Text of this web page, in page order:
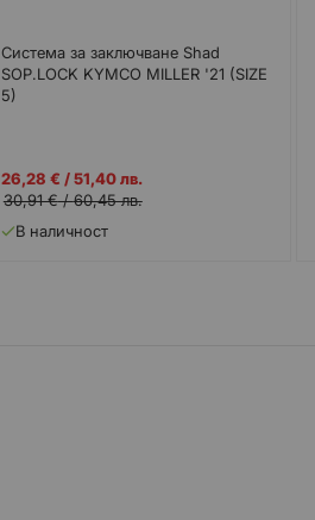
Система за заключване Shad
SOP.LOCK KYMCO MILLER '21 (SIZE
5)
Промо
цена
26,28 € /51,40 лв.
30,91 €/60,45 лв.
В наличност